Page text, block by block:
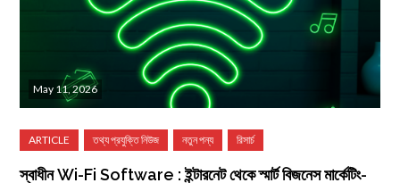
May 11, 2026
স্বাধীন Wi-Fi Software : ইন্টারনেট থেকে স্মার্ট বিজনেস মার্কেটিং-